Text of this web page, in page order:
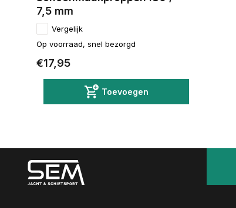
7,5 mm
Vergelijk
Op voorraad, snel bezorgd
€17,95
Toevoegen